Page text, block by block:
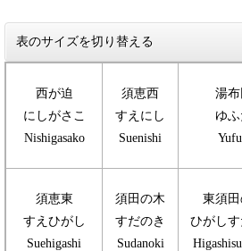
表のサイズを切り替える
西が迫
にしがさこ
Nishigasako
須恵西
すえにし
Suenishi
湯布
ゆふ
須恵東
すえひがし
Suehigashi
須田の木
すだのき
Sudanoki
東須
ひがしす